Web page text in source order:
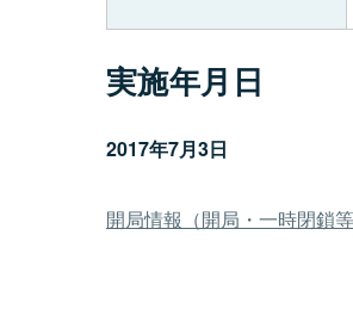
実施年月日
2017年7月3日
開局情報（開局・一時閉鎖